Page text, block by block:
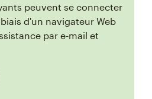
peuvent se connecter
d'un navigateur Web
par e-mail et